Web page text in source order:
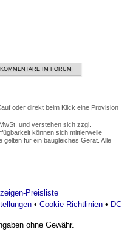
IM FORUM
oder direkt beim Klick eine Provision
und verstehen sich zzgl.
können sich mittlerweile
gelten für ein baugleiches Gerät. Alle
Preisliste
• Cookie-Richtlinien • DC
ohne Gewähr.